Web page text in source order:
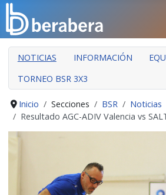
CERRAR
INICIO
CLUB
MANTEO
SECCIONES
PREVENCIÓN DE LA VIOLENCIA
NOTICIAS INFORMACIÓN
TORNEO BSR 3X3
Inicio Secciones BSR
Noticias
Resultado AGC-ADIV Valencia vs